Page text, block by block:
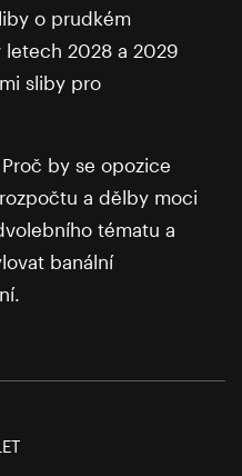
o prudkém
2028 a 2029
sliby pro
Proč by se opozice
a dělby moci
tématu a
banální